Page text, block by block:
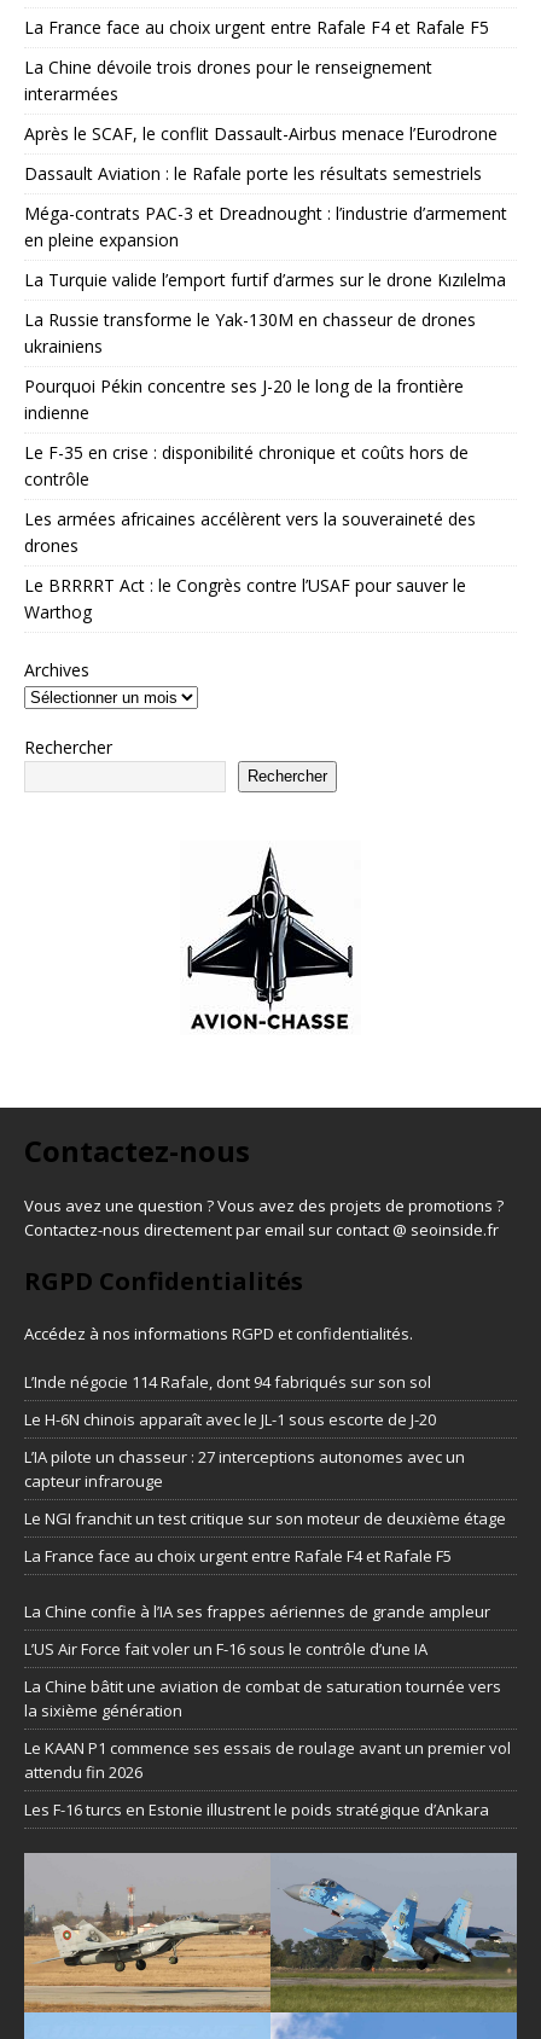
La France face au choix urgent entre Rafale F4 et Rafale F5
La Chine dévoile trois drones pour le renseignement
interarmées
Après le SCAF, le conflit Dassault-Airbus menace l’Eurodrone
Dassault Aviation : le Rafale porte les résultats semestriels
Méga-contrats PAC-3 et Dreadnought : l’industrie d’armement
en pleine expansion
La Turquie valide l’emport furtif d’armes sur le drone Kızılelma
La Russie transforme le Yak-130M en chasseur de drones
ukrainiens
Pourquoi Pékin concentre ses J-20 le long de la frontière
indienne
Le F-35 en crise : disponibilité chronique et coûts hors de
contrôle
Les armées africaines accélèrent vers la souveraineté des
drones
Le BRRRRT Act : le Congrès contre l’USAF pour sauver le
Warthog
Archives
Rechercher
Rechercher
Contactez-nous
Vous avez une question ? Vous avez des projets de promotions ?
Contactez-nous directement par email sur contact @ seoinside.fr
RGPD Confidentialités
Accédez à nos informations RGPD et confidentialités.
L’Inde négocie 114 Rafale, dont 94 fabriqués sur son sol
Le H-6N chinois apparaît avec le JL-1 sous escorte de J-20
L’IA pilote un chasseur : 27 interceptions autonomes avec un
capteur infrarouge
Le NGI franchit un test critique sur son moteur de deuxième étage
La France face au choix urgent entre Rafale F4 et Rafale F5
La Chine confie à l’IA ses frappes aériennes de grande ampleur
L’US Air Force fait voler un F-16 sous le contrôle d’une IA
La Chine bâtit une aviation de combat de saturation tournée vers
la sixième génération
Le KAAN P1 commence ses essais de roulage avant un premier vol
attendu fin 2026
Les F-16 turcs en Estonie illustrent le poids stratégique d’Ankara